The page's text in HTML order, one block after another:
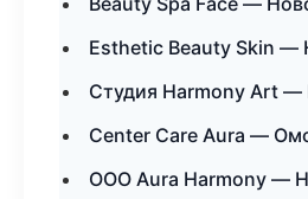
Esthetic Beauty Skin —
Студия Harmony Art —
Center Care Aura —
ООО Aura Harmony —